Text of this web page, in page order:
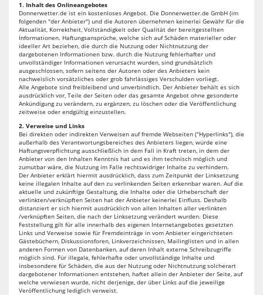
1. Inhalt des Onlineangebotes
Donnerwetter.de ist ein kostenloses Angebot. Die Donnerwetter.de GmbH (im
folgenden "der Anbieter") und die Autoren übernehmen keinerlei Gewähr für die
Aktualität, Korrektheit, Vollständigkeit oder Qualität der bereitgestellten
Informationen. Haftungsansprüche, welche sich auf Schäden materieller oder
ideeller Art beziehen, die durch die Nutzung oder Nichtnutzung der
dargebotenen Informationen bzw. durch die Nutzung fehlerhafter und
unvollständiger Informationen verursacht wurden, sind grundsätzlich
ausgeschlossen, sofern seitens der Autoren oder des Anbieters kein
nachweislich vorsätzliches oder grob fahrlässiges Verschulden vorliegt.
Alle Angebote sind freibleibend und unverbindlich. Der Anbieter behält es sich
ausdrücklich vor, Teile der Seiten oder das gesamte Angebot ohne gesonderte
Ankündigung zu verändern, zu ergänzen, zu löschen oder die Veröffentlichung
zeitweise oder endgültig einzustellen.
2. Verweise und Links
Bei direkten oder indirekten Verweisen auf fremde Webseiten ("Hyperlinks"), die
außerhalb des Verantwortungsbereiches des Anbieters liegen, würde eine
Haftungsverpflichtung ausschließlich in dem Fall in Kraft treten, in dem der
Anbieter von den Inhalten Kenntnis hat und es ihm technisch möglich und
zumutbar wäre, die Nutzung im Falle rechtswidriger Inhalte zu verhindern.
Der Anbieter erklärt hiermit ausdrücklich, dass zum Zeitpunkt der Linksetzung
keine illegalen Inhalte auf den zu verlinkenden Seiten erkennbar waren. Auf die
aktuelle und zukünftige Gestaltung, die Inhalte oder die Urheberschaft der
verlinkten/verknüpften Seiten hat der Anbieter keinerlei Einfluss. Deshalb
distanziert er sich hiermit ausdrücklich von allen Inhalten aller verlinkten
/verknüpften Seiten, die nach der Linksetzung verändert wurden. Diese
Feststellung gilt für alle innerhalb des eigenen Internetangebotes gesetzten
Links und Verweise sowie für Fremdeinträge in vom Anbieter eingerichteten
Gästebüchern, Diskussionsforen, Linkverzeichnissen, Mailinglisten und in allen
anderen Formen von Datenbanken, auf deren Inhalt externe Schreibzugriffe
möglich sind. Für illegale, fehlerhafte oder unvollständige Inhalte und
insbesondere für Schäden, die aus der Nutzung oder Nichtnutzung solcherart
dargebotener Informationen entstehen, haftet allein der Anbieter der Seite, auf
welche verwiesen wurde, nicht derjenige, der über Links auf die jeweilige
Veröffentlichung lediglich verweist.